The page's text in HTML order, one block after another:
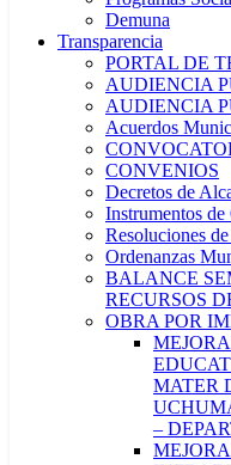
Demuna
Transparencia
PORTAL DE
AUDIENCIA
AUDIENCIA
Acuerdos
CONVENIOS
Decretos de
Instrumentos de
Resoluciones
Ordenanzas
BALANCE
RECURSOS
OBRA POR
MATER
–